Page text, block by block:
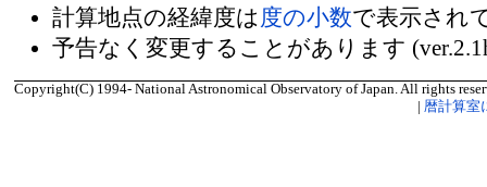
計算地点の経緯度は 度の小数で表示され
予告なく変更することがあります
Copyright(C) 1994- National Astronomical Observatory of Japan. All rights
暦計算室